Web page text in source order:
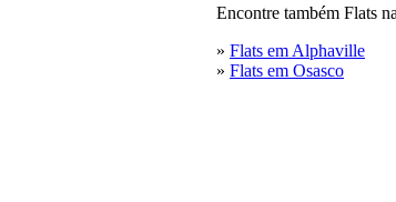
Encontre também Flats
» Flats em Alphaville
» Flats em Osasco